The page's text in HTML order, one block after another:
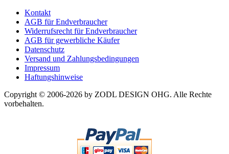
Kontakt
AGB für Endverbraucher
Widerrufsrecht für Endverbraucher
AGB für gewerbliche Käufer
Datenschutz
Versand und Zahlungsbedingungen
Impressum
Haftungshinweise
Copyright © 2006-2026 by ZODL DESIGN OHG. Alle Rechte
vorbehalten.